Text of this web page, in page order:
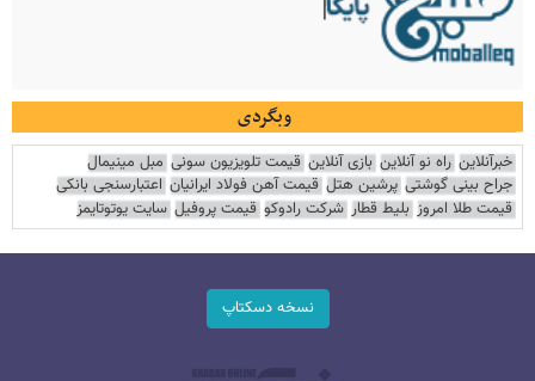
وبگردی
خبرآنلاین راه نو آنلاین بازی آنلاین قیمت تلویزیون سونی مبل مینیمال
جراح بینی گوشتی پرشین هتل قیمت آهن فولاد ایرانیان اعتبارسنجی بانکی
قیمت طلا امروز بلیط قطار شرکت رادوکو قیمت پروفیل سایت یوتوتایمز
نسخه دسکتاپ